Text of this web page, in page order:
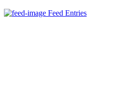
Feed Entries